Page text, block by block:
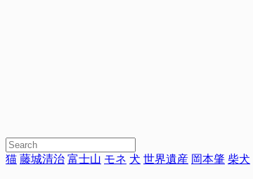
猫 藤城清治 富士山 モネ 犬 世界遺産 岡本肇 柴犬